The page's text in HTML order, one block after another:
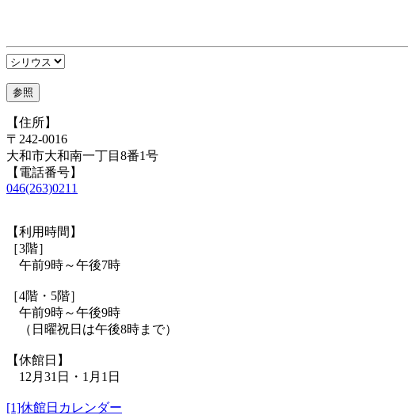
【住所】
〒242-0016
大和市大和南一丁目8番1号
【電話番号】
046(263)0211
【利用時間】
［3階］
午前9時～午後7時
［4階・5階］
午前9時～午後9時
（日曜祝日は午後8時まで）
【休館日】
12月31日・1月1日
[1]休館日カレンダー